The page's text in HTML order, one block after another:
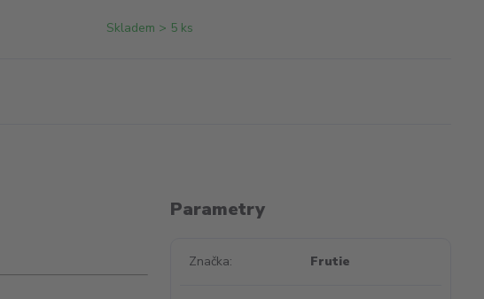
Skladem > 5 ks
Parametry
Značka Frutie